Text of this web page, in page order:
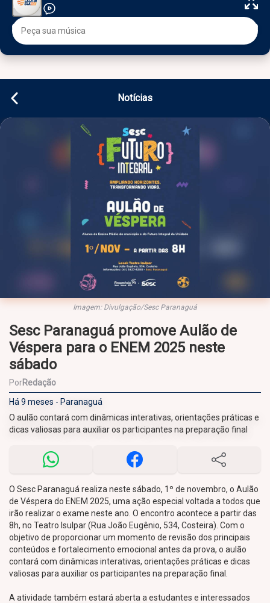
Notícias
Imagem: Divulgação/Sesc Paranaguá
Sesc Paranaguá promove Aulão de
Véspera para o ENEM 2025 neste
sábado
PorRedação
Há 9 meses - Paranaguá
O aulão contará com dinâmicas interativas, orientações práticas e
dicas valiosas para auxiliar os participantes na preparação final
O Sesc Paranaguá realiza neste sábado, 1º de novembro, o Aulão
de Véspera do ENEM 2025, uma ação especial voltada a todos que
irão realizar o exame neste ano. O encontro acontece a partir das
8h, no Teatro Isulpar (Rua João Eugênio, 534, Costeira). Com o
objetivo de proporcionar um momento de revisão dos principais
conteúdos e fortalecimento emocional antes da prova, o aulão
contará com dinâmicas interativas, orientações práticas e dicas
valiosas para auxiliar os participantes na preparação final.
A atividade também estará aberta a estudantes e interessados